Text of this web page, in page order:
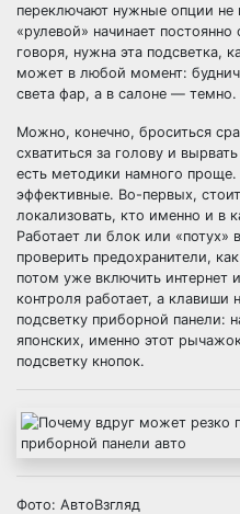
переключают нужные опции не
«рулевой» начинает
говоря, нужна эта подсветка,
может в любой момент:
света фар, а в салоне — темно.
Можно, конечно, броситься
схватиться за голову и
есть методики намного
эффективные. Во-первых,
локализовать, кто именно и в
Работает ли блок или «потух»
проверить предохранители,
потом уже включить интернет
контроля работает, а клавиши
подсветку приборной панели:
японских, именно этот
подсветку кнопок.
Фото: АвтоВзгляд